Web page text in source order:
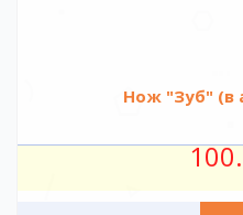
Нож "Зуб" (в